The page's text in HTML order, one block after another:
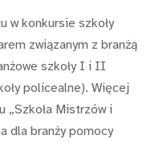
w konkursie szkoły
związanym z branżą
szkoły I i II
policealne). Więcej
„Szkoła Mistrzów i
dla branży pomocy